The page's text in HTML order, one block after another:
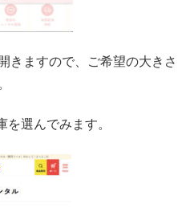
きますので、ご希望の大きさ
選んでみます。